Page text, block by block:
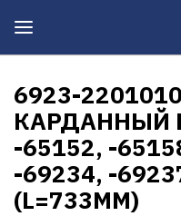
6923-
КАРДАННЫЙ
-65152, -
-69234, -
(L=733MM)